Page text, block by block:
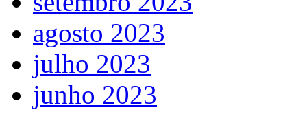
agosto 2023
julho 2023
junho 2023